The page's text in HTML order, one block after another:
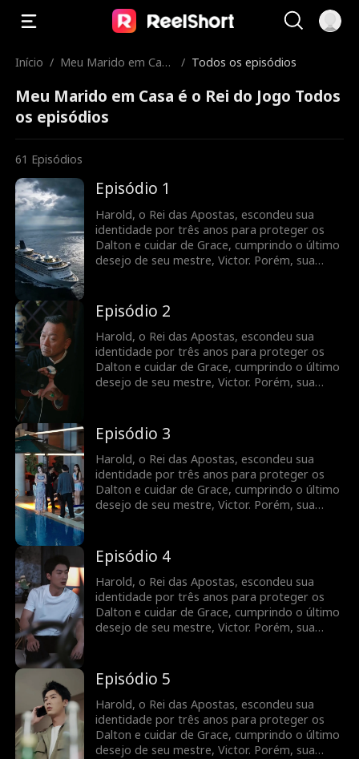
Início / Meu Marido em Casa
/ Todos os episódios
Meu Marido em Casa é o Rei do Jogo Todos
os episódios
61 Episódios
Episódio 1
Harold, o Rei das Apostas, escondeu sua
identidade por três anos para proteger os
Dalton e cuidar de Grace, cumprindo o último
desejo de seu mestre, Victor. Porém, sua
acabar, Grace é enganada por uma amiga,
colocando os Dalton em risco de ruína.
Usando suas habilidades no jogo, Harold
derrota os inimigos e vai embora. Ao
descobrir, Grace se desespera e passa a
procurá-lo por toda parte.
Episódio 2
Harold, o Rei das Apostas, escondeu sua
identidade por três anos para proteger os
Dalton e cuidar de Grace, cumprindo o último
desejo de seu mestre, Victor. Porém, sua
acabar, Grace é enganada por uma amiga,
colocando os Dalton em risco de ruína.
Usando suas habilidades no jogo, Harold
derrota os inimigos e vai embora. Ao
descobrir, Grace se desespera e passa a
procurá-lo por toda parte.
Episódio 3
Harold, o Rei das Apostas, escondeu sua
identidade por três anos para proteger os
Dalton e cuidar de Grace, cumprindo o último
desejo de seu mestre, Victor. Porém, sua
acabar, Grace é enganada por uma amiga,
colocando os Dalton em risco de ruína.
Usando suas habilidades no jogo, Harold
derrota os inimigos e vai embora. Ao
descobrir, Grace se desespera e passa a
procurá-lo por toda parte.
Episódio 4
Harold, o Rei das Apostas, escondeu sua
identidade por três anos para proteger os
Dalton e cuidar de Grace, cumprindo o último
desejo de seu mestre, Victor. Porém, sua
acabar, Grace é enganada por uma amiga,
colocando os Dalton em risco de ruína.
Usando suas habilidades no jogo, Harold
derrota os inimigos e vai embora. Ao
descobrir, Grace se desespera e passa a
procurá-lo por toda parte.
Episódio 5
Harold, o Rei das Apostas, escondeu sua
identidade por três anos para proteger os
Dalton e cuidar de Grace, cumprindo o último
desejo de seu mestre, Victor. Porém, sua